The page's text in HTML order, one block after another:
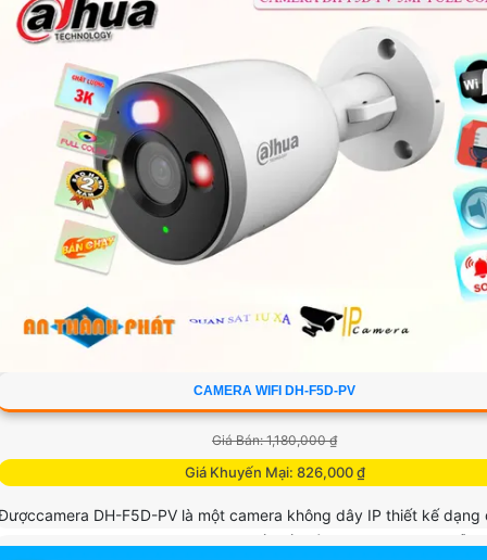
2. 8mm, hỗ trợ đàm thoại hai chiều, lưu trữ tối đa 512GB và
động thông minh phân biệt người, phương tiện
11835.
CAMERA WIFI DH-F5D-PV
Giá Bán: 1,180,000 ₫
Giá Khuyến Mại: 826,000 ₫
DH-F5D-PV là một camera không dây IP thiết kế dạng
sát ban đêm thông minh Với thiết kế nhỏ gọn và mỹ thuật Hỗ